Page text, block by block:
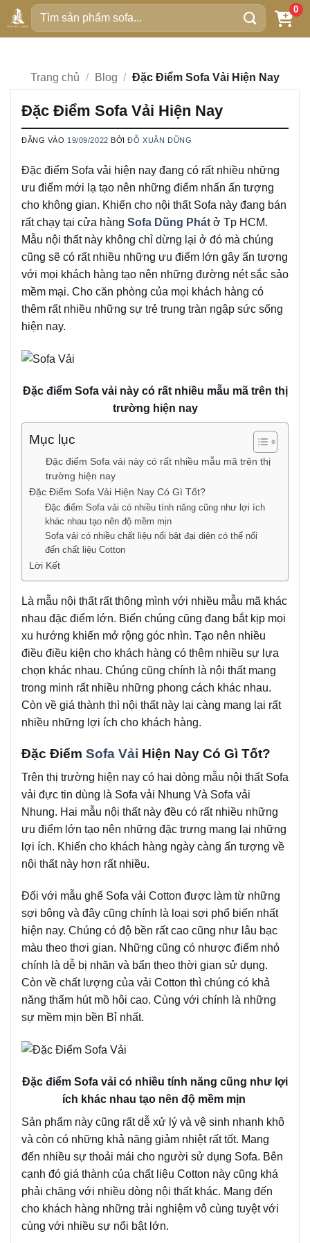
qua
Tìm
kiếm:
0
Trang chủ / Blog / Đặc Điểm Sofa Vải Hiện Nay
Đặc Điểm Sofa Vải Hiện Nay
ĐĂNG VÀO 19/09/2022 BỞIĐỖ XUÂN DŨNG
Đặc điểm Sofa vải hiện nay đang có rất nhiều những
ưu điểm mới lạ tạo nên những điểm nhấn ấn tượng
cho không gian. Khiến cho nội thất Sofa này đang bán
rất chạy tại cửa hàng Sofa Dũng Phát ở Tp HCM.
Mẫu nội thất này không chỉ dừng lại ở đó mà chúng
cũng sẽ có rất nhiều những ưu điểm lớn gây ấn tượng
với mọi khách hàng tạo nên những đường nét sắc sảo
mềm mại. Cho căn phòng của mọi khách hàng có
thêm rất nhiều những sự trẻ trung tràn ngập sức sống
hiện nay.
Đặc điểm Sofa vải này có rất nhiều mẫu mã trên thị
trường hiện nay
Mục lục
Đặc điểm Sofa vải này có rất nhiều mẫu mã trên thị
trường hiện nay
Đặc Điểm Sofa Vải Hiện Nay Có Gì Tốt?
Đặc điểm Sofa vải có nhiều tính năng cũng như lợi ích
khác nhau tạo nên độ mềm mịn
Sofa vải có nhiều chất liệu nổi bật đại diện có thể nối
đến chất liệu Cotton
Lời Kết
Là mẫu nội thất rất thông mình với nhiều mẫu mã khác
nhau đặc điểm lớn. Biến chúng cũng đang bắt kịp mọi
xu hướng khiến mở rộng góc nhìn. Tạo nên nhiều
điều điều kiện cho khách hàng có thêm nhiều sự lựa
chọn khác nhau. Chúng cũng chính là nội thất mang
trong minh rất nhiều những phong cách khác nhau.
Còn về giá thành thì nội thất này lại càng mang lại rất
nhiều những lợi ích cho khách hàng.
Đặc Điểm Sofa Vải Hiện Nay Có Gì Tốt?
Trên thị trường hiện nay có hai dòng mẫu nội thất Sofa
vải đực tin dùng là Sofa vải Nhung Và Sofa vải
Nhung. Hai mẫu nội thất này đều có rất nhiều những
ưu điểm lớn tạo nên những đặc trưng mang lại những
lợi ích. Khiến cho khách hàng ngày càng ấn tượng về
nội thất này hơn rất nhiều.
Đối với mẫu ghế Sofa vải Cotton được làm từ những
sợi bông và đây cũng chính là loại sợi phổ biến nhất
hiện nay. Chúng có độ bền rất cao cũng như lâu bạc
màu theo thơi gian. Những cũng có nhược điểm nhỏ
chính là dễ bị nhăn và bẩn theo thời gian sử dụng.
Còn về chất lượng của vải Cotton thì chúng có khả
năng thấm hút mồ hôi cao. Cùng với chính là những
sự mềm mịn bền Bỉ nhất.
Đặc điểm Sofa vải có nhiều tính năng cũng như lợi
ích khác nhau tạo nên độ mềm mịn
Sản phẩm này cũng rất dễ xử lý và vệ sinh nhanh khô
và còn có những khả năng giảm nhiệt rất tốt. Mang
đến nhiều sự thoải mái cho người sử dụng Sofa. Bên
cạnh đó giá thành của chất liệu Cotton này cũng khá
phải chăng với nhiều dòng nội thất khác. Mang đến
cho khách hàng những trải nghiệm vô cùng tuyệt với
cùng với nhiều sự nổi bật lớn.